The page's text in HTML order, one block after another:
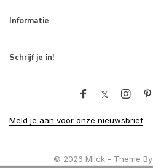
Informatie
Schrijf je in!
Meld je aan voor onze nieuwsbrief
© 2026 Milck - Theme By